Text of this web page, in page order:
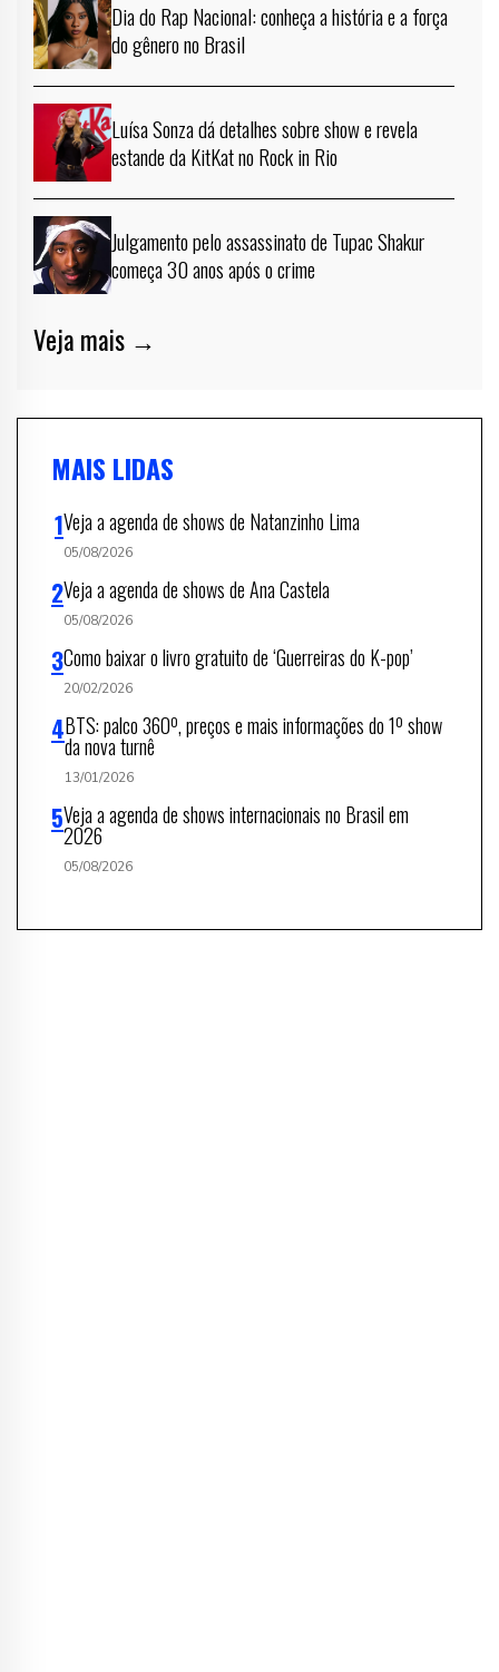
Dia do Rap Nacional: conheça a história e a força
do gênero no Brasil
Luísa Sonza dá detalhes sobre show e revela
estande da KitKat no Rock in Rio
Julgamento pelo assassinato de Tupac Shakur
começa 30 anos após o crime
Veja mais →
MAIS LIDAS
Veja a agenda de shows de Natanzinho Lima
05/08/2026
Veja a agenda de shows de Ana Castela
05/08/2026
Como baixar o livro gratuito de ‘Guerreiras do K-pop’
20/02/2026
BTS: palco 360º, preços e mais informações do 1º show
da nova turnê
13/01/2026
Veja a agenda de shows internacionais no Brasil em
2026
05/08/2026